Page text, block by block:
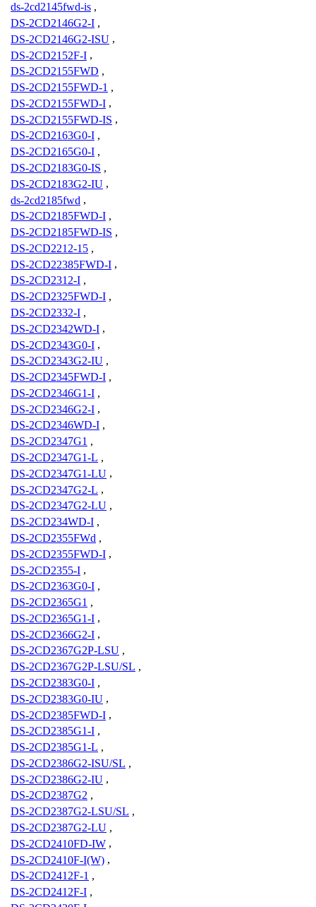
ds-2cd2145fwd-is ,
DS-2CD2146G2-I ,
DS-2CD2146G2-ISU ,
DS-2CD2152F-I ,
DS-2CD2155FWD ,
DS-2CD2155FWD-1 ,
DS-2CD2155FWD-I ,
DS-2CD2155FWD-IS ,
DS-2CD2163G0-I ,
DS-2CD2165G0-I ,
DS-2CD2183G0-IS ,
DS-2CD2183G2-IU ,
ds-2cd2185fwd ,
DS-2CD2185FWD-I ,
DS-2CD2185FWD-IS ,
DS-2CD2212-15 ,
DS-2CD22385FWD-I ,
DS-2CD2312-I ,
DS-2CD2325FWD-I ,
DS-2CD2332-I ,
DS-2CD2342WD-I ,
DS-2CD2343G0-I ,
DS-2CD2343G2-IU ,
DS-2CD2345FWD-I ,
DS-2CD2346G1-I ,
DS-2CD2346G2-I ,
DS-2CD2346WD-I ,
DS-2CD2347G1 ,
DS-2CD2347G1-L ,
DS-2CD2347G1-LU ,
DS-2CD2347G2-L ,
DS-2CD2347G2-LU ,
DS-2CD234WD-I ,
DS-2CD2355FWd ,
DS-2CD2355FWD-I ,
DS-2CD2355-I ,
DS-2CD2363G0-I ,
DS-2CD2365G1 ,
DS-2CD2365G1-I ,
DS-2CD2366G2-I ,
DS-2CD2367G2P-LSU ,
DS-2CD2367G2P-LSU/SL ,
DS-2CD2383G0-I ,
DS-2CD2383G0-IU ,
DS-2CD2385FWD-I ,
DS-2CD2385G1-I ,
DS-2CD2385G1-L ,
DS-2CD2386G2-ISU/SL ,
DS-2CD2386G2-IU ,
DS-2CD2387G2 ,
DS-2CD2387G2-LSU/SL ,
DS-2CD2387G2-LU ,
DS-2CD2410FD-IW ,
DS-2CD2410F-I(W) ,
DS-2CD2412F-1 ,
DS-2CD2412F-I ,